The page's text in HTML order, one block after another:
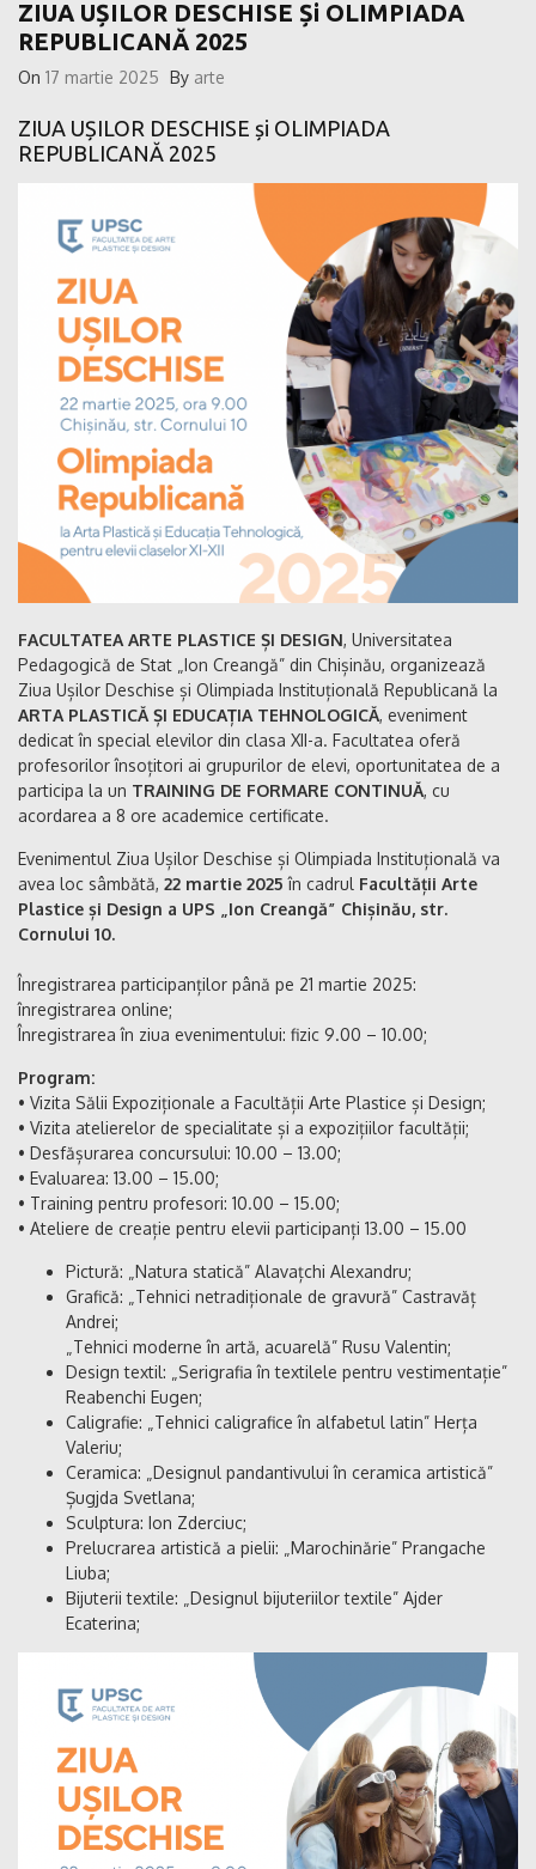
ZIUA UȘILOR DESCHISE Și OLIMPIADA
REPUBLICANĂ 2025
On 17 martie 2025 By arte
ZIUA UȘILOR DESCHISE și OLIMPIADA
REPUBLICANĂ 2025
FACULTATEA ARTE PLASTICE ȘI DESIGN, Universitatea
Pedagogică de Stat „Ion Creangă” din Chișinău, organizează
Ziua Ușilor Deschise și Olimpiada Instituțională Republicană la
ARTA PLASTICĂ ȘI EDUCAȚIA TEHNOLOGICĂ, eveniment
dedicat în special elevilor din clasa XII-a. Facultatea oferă
profesorilor însoțitori ai grupurilor de elevi, oportunitatea de a
participa la un TRAINING DE FORMARE CONTINUĂ, cu
acordarea a 8 ore academice certificate.
Evenimentul Ziua Ușilor Deschise și Olimpiada Instituțională va
avea loc sâmbătă, 22 martie 2025 în cadrul Facultății Arte
Plastice și Design a UPS „Ion Creangă” Chișinău, str.
Cornului 10.
Înregistrarea participanților până pe 21 martie 2025:
înregistrarea online;
Înregistrarea în ziua evenimentului: fizic 9.00 – 10.00;
Program:
• Vizita Sălii Expoziționale a Facultății Arte Plastice și Design;
• Vizita atelierelor de specialitate și a expozițiilor facultății;
• Desfășurarea concursului: 10.00 – 13.00;
• Evaluarea: 13.00 – 15.00;
• Training pentru profesori: 10.00 – 15.00;
• Ateliere de creație pentru elevii participanți 13.00 – 15.00
Pictură: „Natura statică” Alavațchi Alexandru;
Grafică: „Tehnici netradiționale de gravură” Castravăț
Andrei;
„Tehnici moderne în artă, acuarelă” Rusu Valentin;
Design textil: „Serigrafia în textilele pentru vestimentație”
Reabenchi Eugen;
Caligrafie: „Tehnici caligrafice în alfabetul latin” Herța
Valeriu;
Ceramica: „Designul pandantivului în ceramica artistică”
Șugjda Svetlana;
Sculptura: Ion Zderciuc;
Prelucrarea artistică a pielii: „Marochinărie” Prangache
Liuba;
Bijuterii textile: „Designul bijuteriilor textile” Ajder
Ecaterina;